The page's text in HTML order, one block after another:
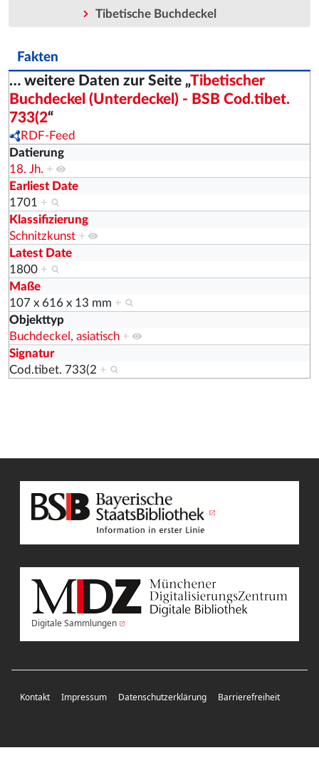
Tibetische Buchdeckel
Fakten
… weitere Daten zur Seite „Tibetischer
Buchdeckel (Unterdeckel) - BSB Cod.tibet.
733(2“
RDF-Feed
Datierung
18. Jh. +
Earliest Date
1701 +
Klassifizierung
Schnitzkunst +
Latest Date
1800 +
Maße
107 x 616 x 13 mm +
Objekttyp
Buchdeckel, asiatisch +
Signatur
Cod.tibet. 733(2 +
Digitale Sammlungen
Kontakt Impressum Datenschutzerklärung Barrierefreiheit